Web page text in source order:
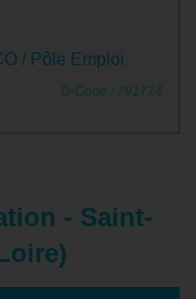
/ Pôle Emploi
D-Code : 791774
- Saint-